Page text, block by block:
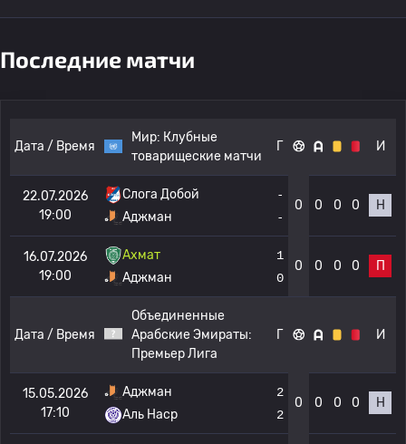
Последние матчи
Дата / Время
Мир: Клубные
товарищеские матчи
Г И
22.07.2026
19:00
Слога Добой
Аджман
-
-
0 0 0 0 Н
16.07.2026
19:00
Ахмат
Аджман
1
0
0 0 0 0 П
Дата / Время
Объединенные
Арабские Эмираты:
Премьер Лига
Г И
15.05.2026
17:10
Аджман
Аль Наср
2
2
0 0 0 0 Н